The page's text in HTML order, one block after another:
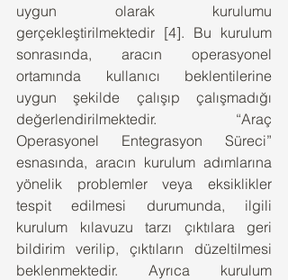
uygun olarak kurulumu
gerçekleştirilmektedir [4]. Bu kurulum
sonrasında, aracın operasyonel
ortamında kullanıcı beklentilerine
uygun şekilde çalışıp çalışmadığı
değerlendirilmektedir. “Araç
Operasyonel Entegrasyon Süreci”
esnasında, aracın kurulum adımlarına
yönelik problemler veya eksiklikler
tespit edilmesi durumunda, ilgili
kurulum kılavuzu tarzı çıktılara geri
bildirim verilip, çıktıların düzeltilmesi
beklenmektedir. Ayrıca kurulum